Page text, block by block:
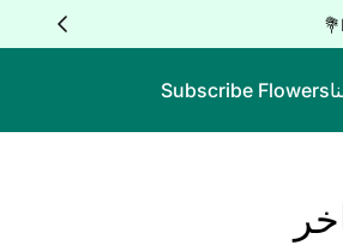
Subscribe Flowers